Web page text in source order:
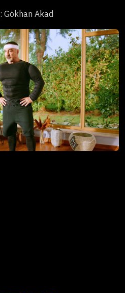
: Gökhan Akad